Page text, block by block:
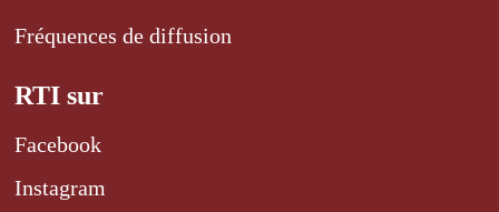
Fréquences de diffusion
RTI sur
Facebook
Instagram